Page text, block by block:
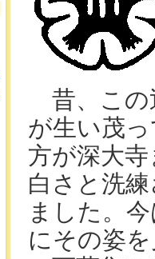
昔、この
が生い茂
方が深大
白さと洗
ました。
にその姿